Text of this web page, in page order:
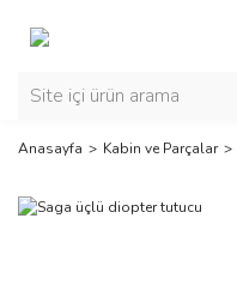
Anasayfa Kabin ve Parçalar